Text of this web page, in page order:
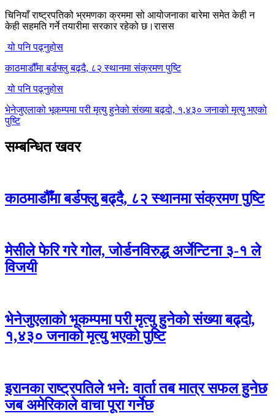
चिनियाँ राष्ट्रपतिको भ्रमणका क्रममा सो आयोजनाका बारेमा समेत केही न
केही सहमति गर्ने तयारीमा सरकार रहेको छ।रासस
यो पनि पढ्नुहोस
काठमाडौँमा बर्डफ्लु बढ्दै, ८२ स्थानमा संक्रमण पुष्टि
यो पनि पढ्नुहोस
भेनेजुएलाको भूकम्पमा परी मृत्यु हुनेको संख्या बढ्दो, १,४३० जनाको मृत्यु भएको
पुष्टि
सम्बन्धित खवर
काठमाडौँमा बर्डफ्लु बढ्दै, ८२ स्थानमा संक्रमण पुष्टि
मेसीले फेरि गरे गोल, जोर्डनविरुद्ध अर्जेन्टिना ३-१ ले
विजयी
भेनेजुएलाको भूकम्पमा परी मृत्यु हुनेको संख्या बढ्दो,
१,४३० जनाको मृत्यु भएको पुष्टि
इरानका राष्ट्रपतिले भने: वार्ता तब मात्र सफल हुनेछ
जब अमेरिकाले वाचा पूरा गर्नेछ